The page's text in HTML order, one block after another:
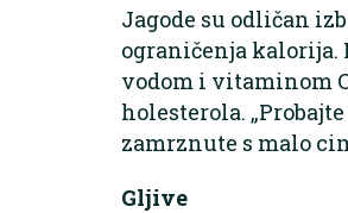
Jagode su odličan
ograničenja kalorija.
vodom i vitaminom
holesterola.
zamrznute s malo
Gljive